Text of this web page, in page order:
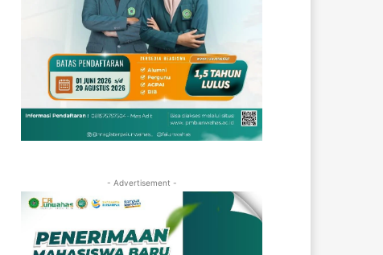
- Advertisement -